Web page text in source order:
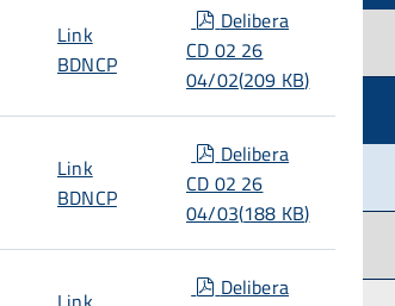
Link
BDNCP
pdf
Delibera
CD 02 26
04/02(209 KB)
Link
BDNCP
pdf
Delibera
CD 02 26
04/03(188 KB)
pdf
Delibera